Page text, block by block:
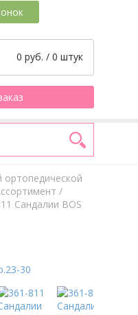
0 руб. / 0 штук
ортопедической
/
Сандалии BOS